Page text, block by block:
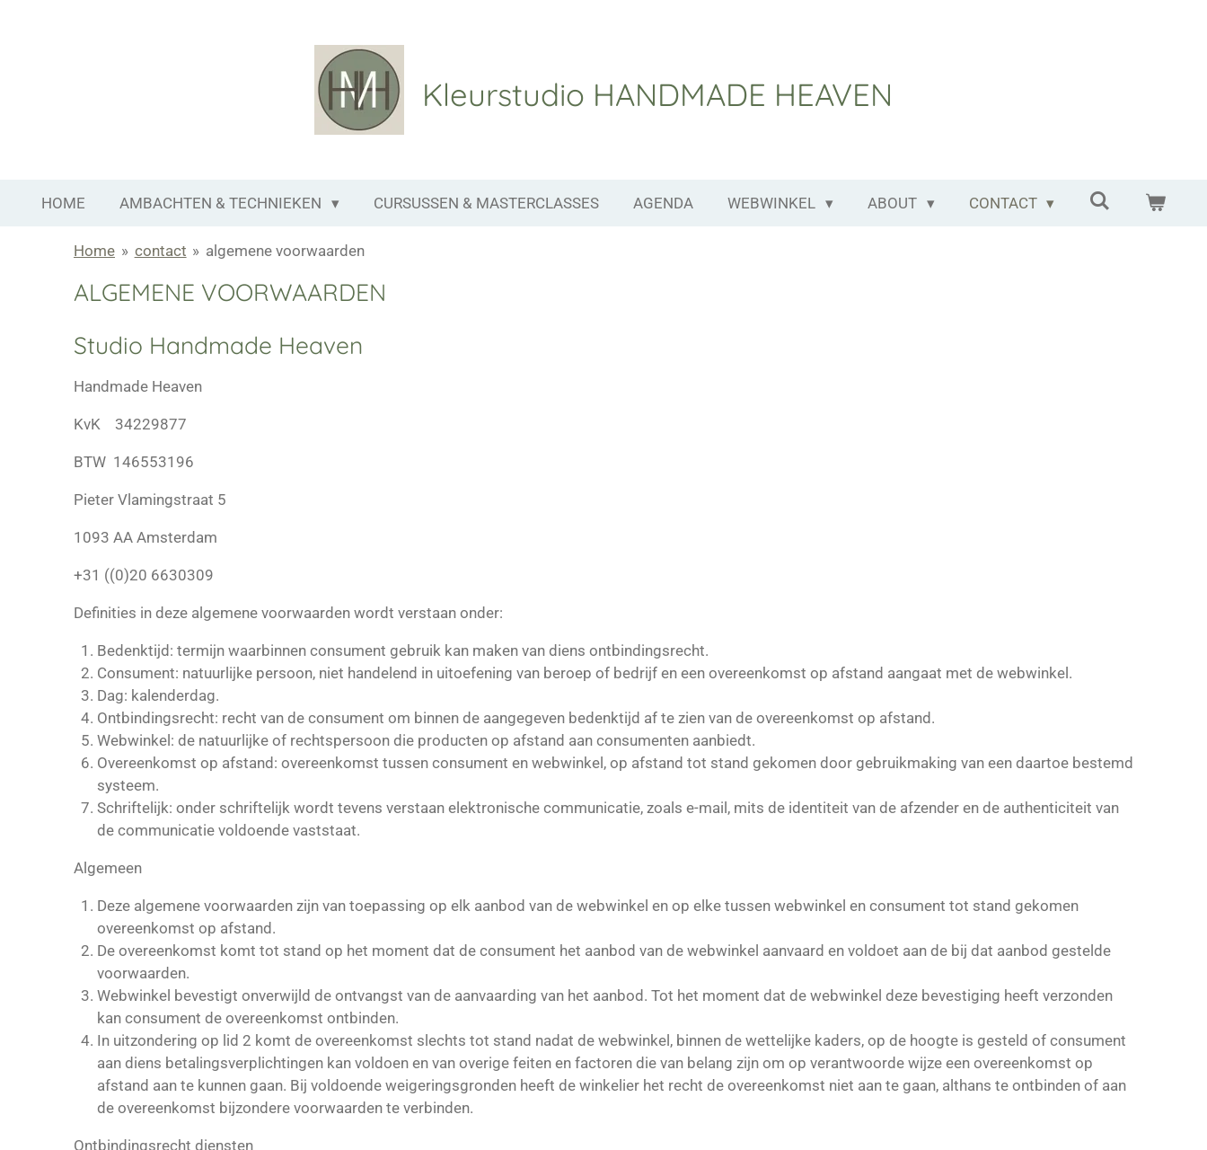
Kleurstudio HANDMADE HEAVEN
HOME AMBACHTEN & TECHNIEKEN CURSUSSEN & MASTERCLASSES AGENDA WEBWINKEL ABOUT CONTACT
Home » contact » algemene voorwaarden
ALGEMENE VOORWAARDEN
Studio Handmade Heaven
Handmade Heaven
KvK 34229877
BTW 146553196
Pieter Vlamingstraat 5
1093 AA Amsterdam
+31 ((0)20 6630309
Definities in deze algemene voorwaarden wordt verstaan onder:
Bedenktijd: termijn waarbinnen consument gebruik kan maken van diens ontbindingsrecht.
Consument: natuurlijke persoon, niet handelend in uitoefening van beroep of bedrijf en een overeenkomst op afstand aangaat met de webwinkel.
Dag: kalenderdag.
Ontbindingsrecht: recht van de consument om binnen de aangegeven bedenktijd af te zien van de overeenkomst op afstand.
Webwinkel: de natuurlijke of rechtspersoon die producten op afstand aan consumenten aanbiedt.
Overeenkomst op afstand: overeenkomst tussen consument en webwinkel, op afstand tot stand gekomen door gebruikmaking van een daartoe bestemd
systeem.
Schriftelijk: onder schriftelijk wordt tevens verstaan elektronische communicatie, zoals e-mail, mits de identiteit van de afzender en de authenticiteit van
de communicatie voldoende vaststaat.
Algemeen
Deze algemene voorwaarden zijn van toepassing op elk aanbod van de webwinkel en op elke tussen webwinkel en consument tot stand gekomen
overeenkomst op afstand.
De overeenkomst komt tot stand op het moment dat de consument het aanbod van de webwinkel aanvaard en voldoet aan de bij dat aanbod gestelde
voorwaarden.
Webwinkel bevestigt onverwijld de ontvangst van de aanvaarding van het aanbod. Tot het moment dat de webwinkel deze bevestiging heeft verzonden
kan consument de overeenkomst ontbinden.
In uitzondering op lid 2 komt de overeenkomst slechts tot stand nadat de webwinkel, binnen de wettelijke kaders, op de hoogte is gesteld of consument
aan diens betalingsverplichtingen kan voldoen en van overige feiten en factoren die van belang zijn om op verantwoorde wijze een overeenkomst op
afstand aan te kunnen gaan. Bij voldoende weigeringsgronden heeft de winkelier het recht de overeenkomst niet aan te gaan, althans te ontbinden of aan
de overeenkomst bijzondere voorwaarden te verbinden.
Ontbindingsrecht diensten